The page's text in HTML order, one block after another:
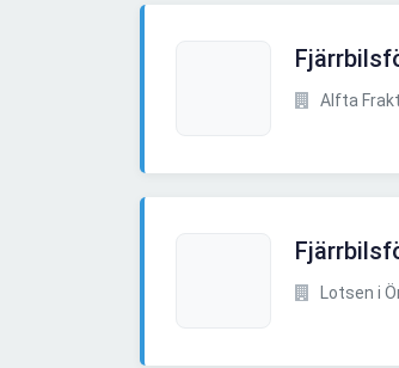
Alfta
Lotsen i